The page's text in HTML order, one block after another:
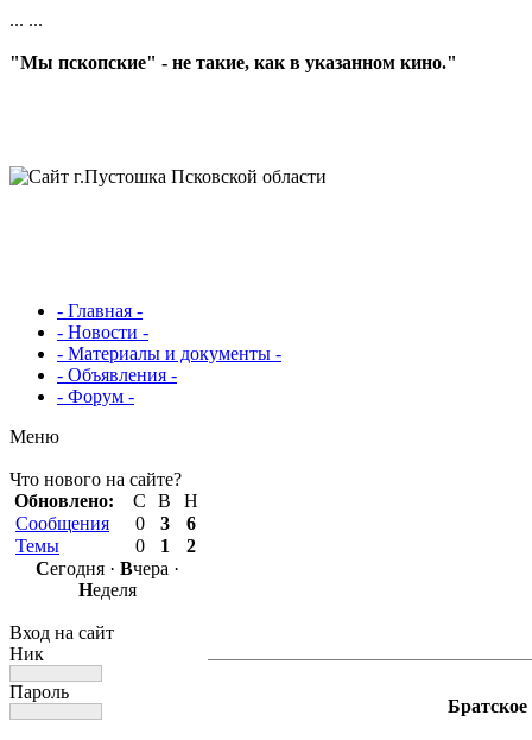
... ...
"Мы пскопские" - не такие, как в указанном кино."
- Главная -
- Новости -
- Материалы и документы -
- Объявления -
- Форум -
Меню
Что нового на сайте?
Обновлено:
С В
Н
Сообщения
0 3
6
Темы
0 1
2
Сегодня · Вчера ·
Неделя
Вход на сайт
Ник
Пароль
Братское